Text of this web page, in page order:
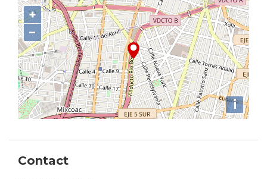
+
−
i
Contact